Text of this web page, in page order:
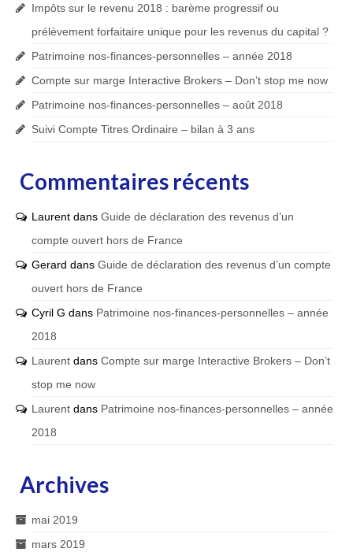
Impôts sur le revenu 2018 : barème progressif ou
prélèvement forfaitaire unique pour les revenus du capital ?
Patrimoine nos-finances-personnelles – année 2018
Compte sur marge Interactive Brokers – Don’t stop me now
Patrimoine nos-finances-personnelles – août 2018
Suivi Compte Titres Ordinaire – bilan à 3 ans
Commentaires récents
Laurent dans Guide de déclaration des revenus d’un
compte ouvert hors de France
Gerard dans Guide de déclaration des revenus d’un compte
ouvert hors de France
Cyril G dans Patrimoine nos-finances-personnelles – année
2018
Laurent dans Compte sur marge Interactive Brokers – Don’t
stop me now
Laurent dans Patrimoine nos-finances-personnelles – année
2018
Archives
mai 2019
mars 2019